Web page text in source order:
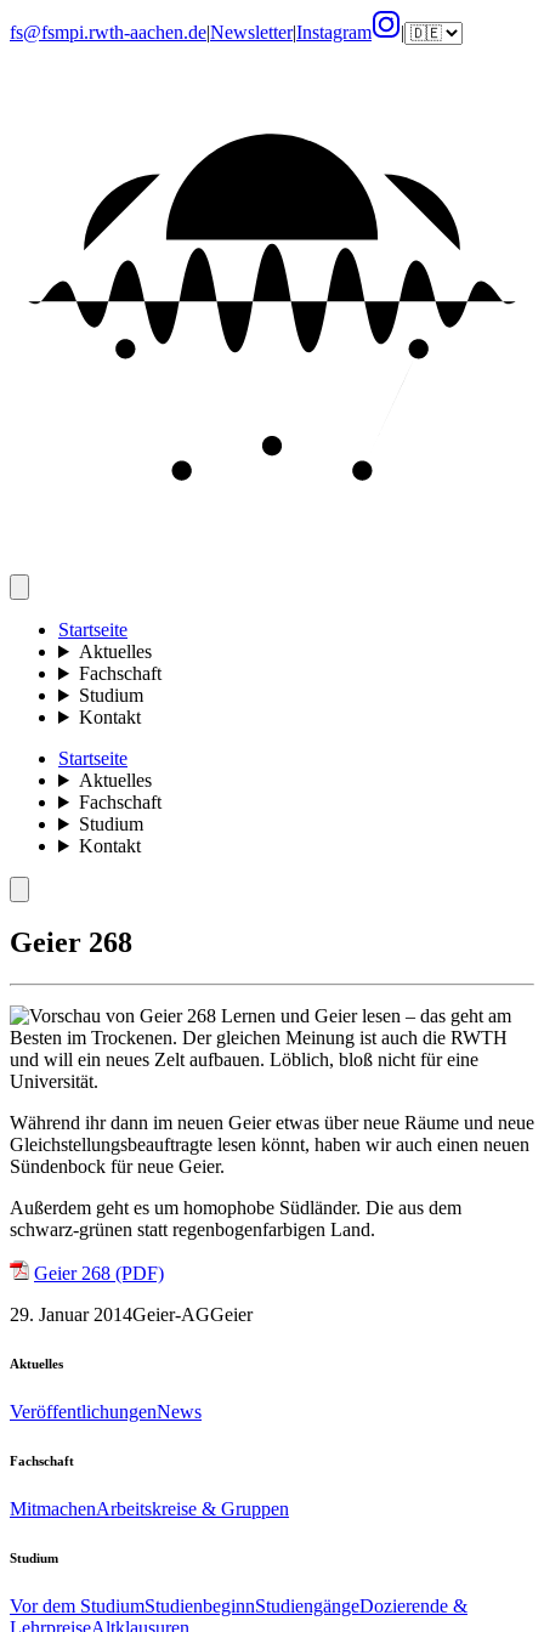
fs@fsmpi.rwth-aachen.de|Newsletter|Instagram |
Startseite
Aktuelles
Fachschaft
Studium
Kontakt
Startseite
Aktuelles
Fachschaft
Studium
Kontakt
Geier 268
Lernen und Geier lesen – das geht am
Besten im Trockenen. Der gleichen Meinung ist auch die RWTH
und will ein neues Zelt aufbauen. Löblich, bloß nicht für eine
Universität.
Während ihr dann im neuen Geier etwas über neue Räume und neue
Gleichstellungsbeauftragte lesen könnt, haben wir auch einen neuen
Sündenbock für neue Geier.
Außerdem geht es um homophobe Südländer. Die aus dem
schwarz-grünen statt regenbogenfarbigen Land.
Geier 268 (PDF)
29. Januar 2014Geier-AGGeier
Aktuelles
VeröffentlichungenNews
Fachschaft
MitmachenArbeitskreise & Gruppen
Studium
Vor dem StudiumStudienbeginnStudiengängeDozierende &
LehrpreiseAltklausuren